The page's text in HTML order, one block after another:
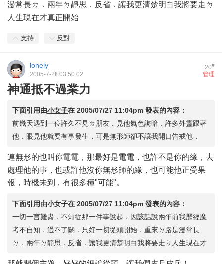
漫常長ㄉ．兩年ㄉ靜思．反省．讓我更清楚明白我將要走ㄉ
人生現在才真正開始
支持 反對
20#
lonely
管理
2005-7-28 03:50:02
神通抵不過業力
下面引用由小女子在 2005/07/27 11:04pm 發表的內容：
前幾天遇到一位許久不見ㄉ朋友．見他氣色誨暗．許多外靈跟著
他．眼見他就要有事發生．可是無形師卻不讓我開口告戒他．
連無形的也叫你電電，那最好是電電，也許不是你的緣，去
處理他的事，也或許他沒你無形師的緣，也可能他正受果
報，時機未到，有很多種"可能"。
下面引用由小女子在 2005/07/27 11:04pm 發表的內容：
一切一言難盡．不知從那一件事說起．因該話說兩年前我歷經魔
考不自知．過不了關．只好一切從頭開始．重來ㄉ路是漫常長
ㄉ．兩年ㄉ靜思．反省．讓我更清楚明白我將要走ㄉ人生現在才